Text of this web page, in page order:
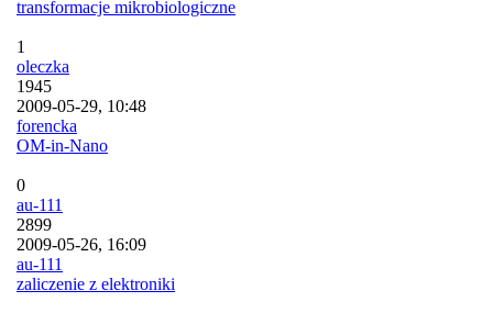
transformacje mikrobiologiczne
1
oleczka
1945
2009-05-29, 10:48
forencka
OM-in-Nano
0
au-111
2899
2009-05-26, 16:09
au-111
zaliczenie z elektroniki